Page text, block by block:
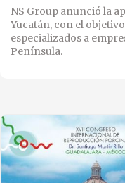
NS Group anunció la
Yucatán, con el
especializados a
Península.